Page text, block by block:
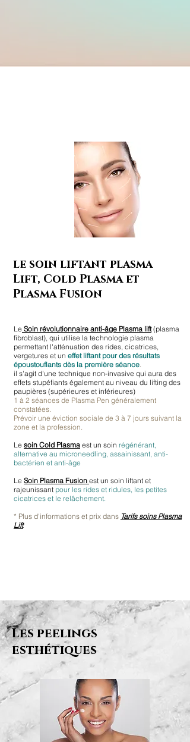
le soin liftant plasma
Lift, Cold Plasma et
Plasma Fusion
Le Soin révolutionnaire anti-âge Plasma lift(plasma
fibroblast), qui utilise la technologie plasma
permettant l'atténuation des rides, cicatrices,
vergetures et un effet liftant pour des résultats
époustouflants dès la première séance.
il s'agit d'une technique non-invasive qui aura des
effets stupéfiants également au niveau du lifting des
paupières (supérieures et inférieures)
1 à 2 séances de Plasma Pen généralement
constatées.
Prévoir une éviction sociale de 3 à 7 jours suivant la
zone et la profession.
Le soin Cold Plasma est un soin régénérant,
alternative au microneedling, assainissant, anti-
bactérien et anti-âge
Le Soin Plasma Fusion est un soin liftant et
rajeunissant pour les rides et ridules, les petites
cicatrices et le relâchement.
* Plus d'informations et prix dans Tarifs soins Plasma
Lift
Les peelings
esthétiques